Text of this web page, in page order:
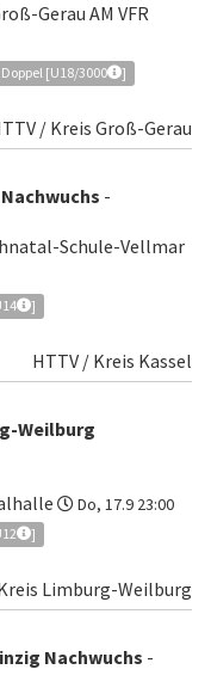
Gerau AM VFR
[U18/3000
]
/ Kreis Groß-Gerau
-
Schule-Vellmar
]
HTTV / Kreis Kassel
Weilburg
Do, 17.9 23:00
]
Limburg-Weilburg
Nachwuchs -